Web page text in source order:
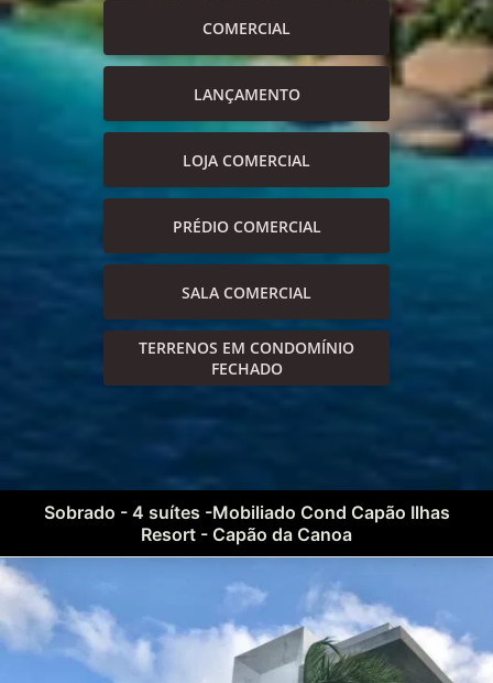
COMERCIAL
LANÇAMENTO
LOJA COMERCIAL
PRÉDIO COMERCIAL
SALA COMERCIAL
TERRENOS EM CONDOMÍNIO
FECHADO
Sobrado - 4 suítes -Mobiliado Cond Capão Ilhas
Resort - Capão da Canoa